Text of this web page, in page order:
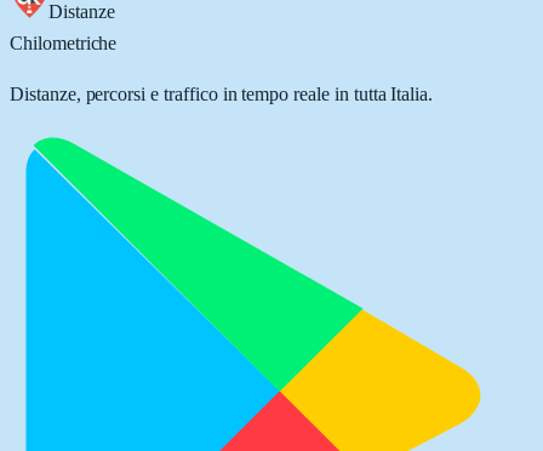
Distanze
Chilometriche
Distanze, percorsi e traffico in tempo reale in tutta Italia.